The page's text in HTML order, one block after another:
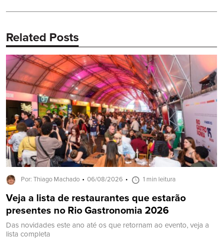
Related Posts
Por: Thiago Machado 06/08/2026 1 min leitura
Veja a lista de restaurantes que estarão
presentes no Rio Gastronomia 2026
Das novidades este ano até os que retornam ao evento, veja a
lista completa